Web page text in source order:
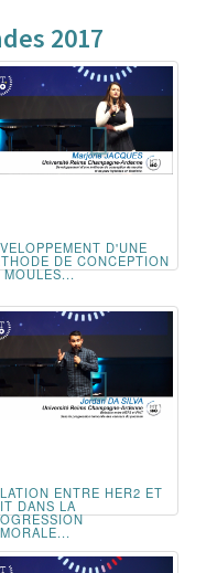
2017
D'UNE
DE CONCEPTION
MOULES...
ENTRE HER2 ET
DANS LA